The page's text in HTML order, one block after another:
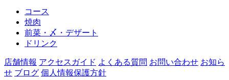
コース
焼肉
前菜・〆・デザート
ドリンク
店舗情報 アクセスガイド よくある質問 お問い合わせ お知ら
せ ブログ 個人情報保護方針